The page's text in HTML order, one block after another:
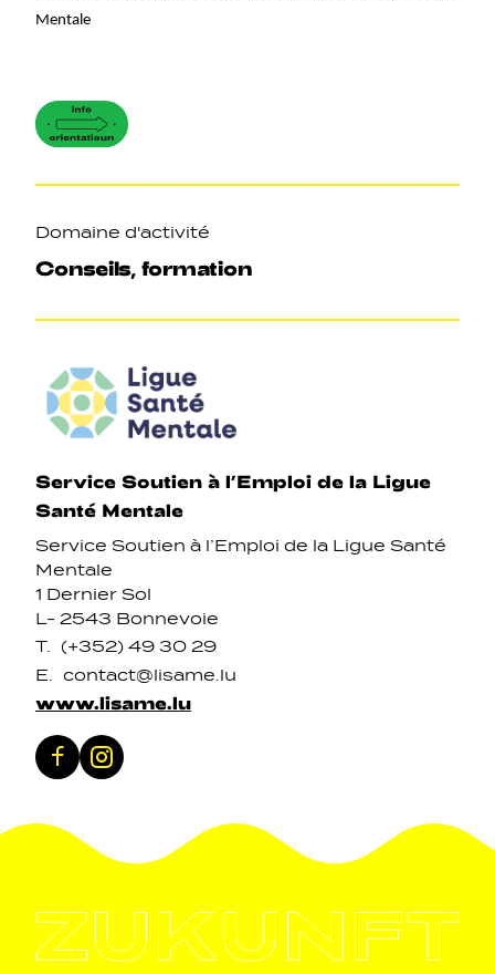
Mentale
Axes
Domaine d'activité
Conseils, formation
Service Soutien à l’Emploi de la Ligue
Santé Mentale
Service Soutien à l’Emploi de la Ligue Santé
Mentale
1 Dernier Sol
L- 2543 Bonnevoie
T.
(+352) 49 30 29
E.
contact@lisame.lu
www.lisame.lu
Facebook
Instagram